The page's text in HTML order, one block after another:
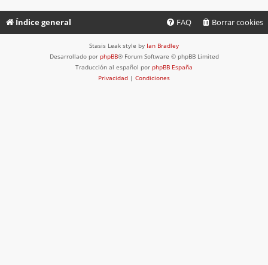
Índice general Borrar cookies
FAQ
Stasis Leak style by Ian Bradley
Desarrollado por phpBB® Forum Software © phpBB Limited
Traducción al español por phpBB España
Privacidad | Condiciones